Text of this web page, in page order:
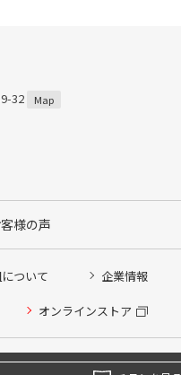
32 Map
様の声
ついて 企業情報
オンラインストア